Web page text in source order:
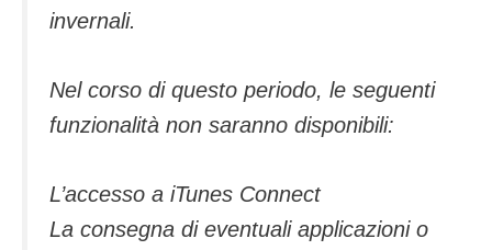
invernali.
Nel corso di questo periodo, le seguenti
funzionalità non saranno disponibili:
L’accesso a iTunes Connect
La consegna di eventuali applicazioni o